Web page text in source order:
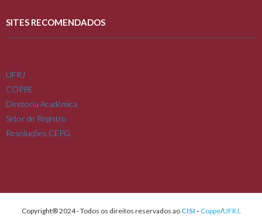
SITES RECOMENDADOS
UFRJ
COPPE
Diretoria Acadêmica
Setor de Registro
Resoluções CEPG
Copyright® 2024 - Todos os direitos reservados ao CISI - Coppe/UFRJ